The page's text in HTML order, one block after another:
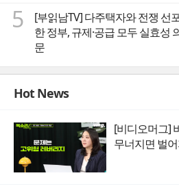
5
[부읽남TV] 다주택자와 전쟁 선
한 정부, 규제·공급 모두 실효성
문
Hot News
[비디오머그]
무너지면 벌